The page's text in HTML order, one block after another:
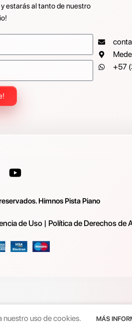
estarás al tanto de nuestro
+57
Himnos Pista Piano
de Uso| Política de Derechos de
nuestro uso de cookies. MÁS